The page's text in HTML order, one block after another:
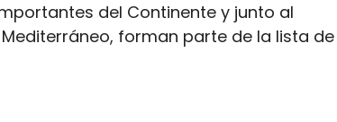
del Continente y junto al
forman parte de la lista de